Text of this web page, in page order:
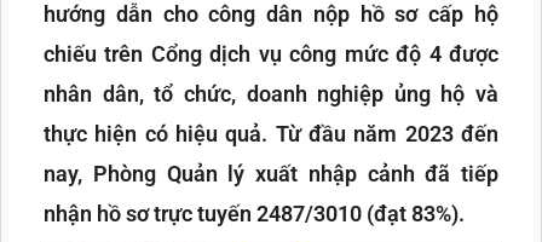
hướng dẫn cho công dân nộp hồ sơ cấp hộ
chiếu trên Cổng dịch vụ công mức độ 4 được
nhân dân, tổ chức, doanh nghiệp ủng hộ và
thực hiện có hiệu quả. Từ đầu năm 2023 đến
nay, Phòng Quản lý xuất nhập cảnh đã tiếp
nhận hồ sơ trực tuyến 2487/3010 (đạt 83%).